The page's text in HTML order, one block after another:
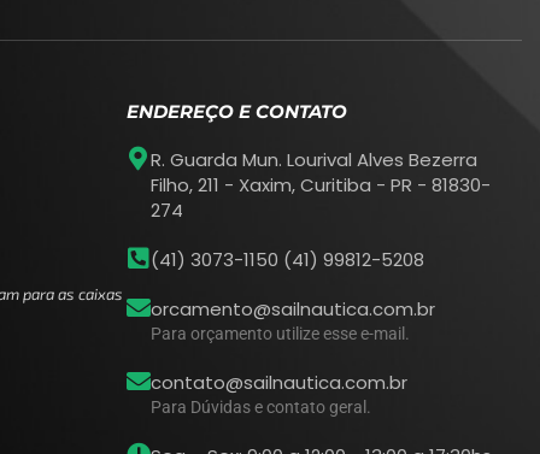
para as caixas
ENDEREÇO E CONTATO
R. Guarda Mun. Lourival Alves Bezerra
Filho, 211 - Xaxim, Curitiba - PR - 81830-
274
(41) 3073-1150 (41) 99812-5208
orcamento@sailnautica.com.br
Para orçamento utilize esse e-mail.
contato@sailnautica.com.br
Para Dúvidas e contato geral.